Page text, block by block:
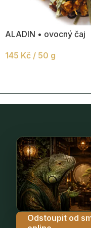
ALADIN • ovocný čaj
145 Kč/ 50 g
Odstoupit od